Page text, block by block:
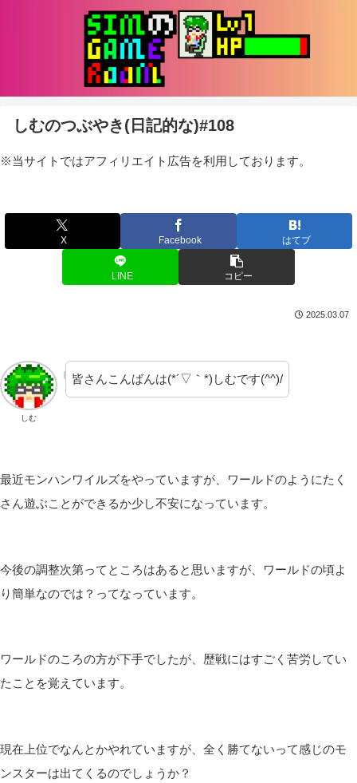
しむのつぶやき(日記的な)#108
※当サイトではアフィリエイト広告を利用しております。
X Facebook はてブ
LINE コピー
2025.03.07
しむ
皆さんこんばんは(*´▽｀*)しむです(^^)/
最近モンハンワイルズをやっていますが、ワールドのようにたく
さん遊ぶことができるか少し不安になっています。
今後の調整次第ってところはあると思いますが、ワールドの頃よ
り簡単なのでは？ってなっています。
ワールドのころの方が下手でしたが、歴戦にはすごく苦労してい
たことを覚えています。
現在上位でなんとかやれていますが、全く勝てないって感じのモ
ンスターは出てくるのでしょうか？